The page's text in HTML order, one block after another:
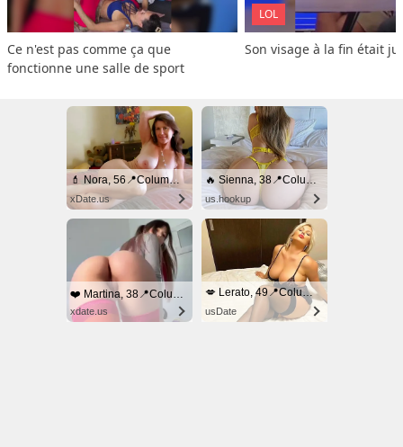
Ce n'est pas comme ça que
fonctionne une salle de sport
LOL
Son visage à la fin était